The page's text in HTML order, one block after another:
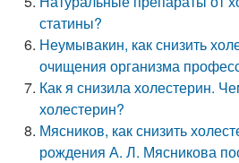
статины?
Неумывакин, как снизить
очищения организма
Как я снизила холестерин.
холестерин?
Мясников, как снизить
рождения А. Л. Мясникова